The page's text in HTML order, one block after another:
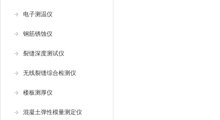
电子测温仪
钢筋锈蚀仪
裂缝深度测试仪
无线裂缝综合检测仪
楼板测厚仪
混凝土弹性模量测定仪